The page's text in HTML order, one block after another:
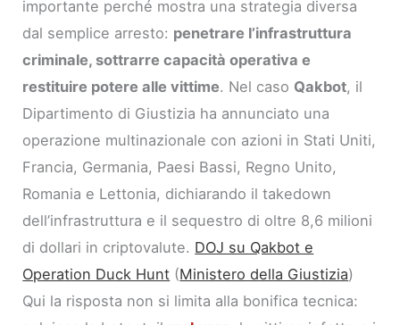
importante perché mostra una strategia diversa
dal semplice arresto: penetrare l’infrastruttura
criminale, sottrarre capacità operativa e
restituire potere alle vittime. Nel caso Qakbot, il
Dipartimento di Giustizia ha annunciato una
operazione multinazionale con azioni in Stati Uniti,
Francia, Germania, Paesi Bassi, Regno Unito,
Romania e Lettonia, dichiarando il takedown
dell’infrastruttura e il sequestro di oltre 8,6 milioni
di dollari in criptovalute. DOJ su Qakbot e
Operation Duck Hunt (Ministero della Giustizia)
Qui la risposta non si limita alla bonifica tecnica: